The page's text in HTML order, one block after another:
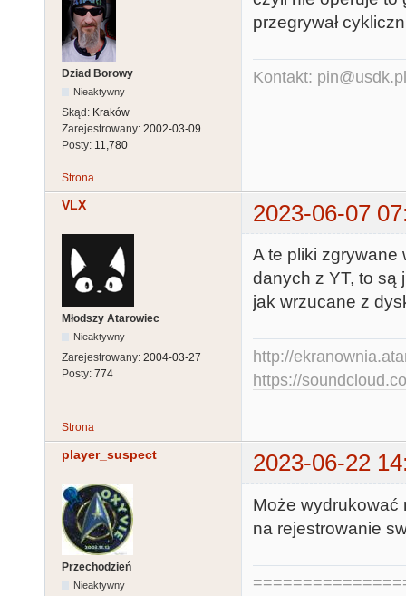
Dziad Borowy
Nieaktywny
Skąd: Kraków
Zarejestrowany: 2002-03-09
Posty: 11,780
przegrywał
Kontakt: pin@usdk.pl
Strona
VLX 2023-06-07
Młodszy Atarowiec
Nieaktywny
Zarejestrowany: 2004-03-27
Posty: 774
A te pliki
danych z YT, to są
jak wrzucane z
http://
https://
Strona
player_suspect 2023-06-22
Przechodzień
Nieaktywny
Może wydrukować
na rejestrowanie